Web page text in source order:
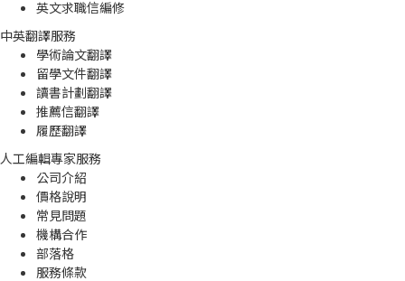
英文求職信編修
中英翻譯服務
學術論文翻譯
留學文件翻譯
讀書計劃翻譯
推薦信翻譯
履歷翻譯
人工編輯專家服務
公司介紹
價格說明
常見問題
機構合作
部落格
服務條款